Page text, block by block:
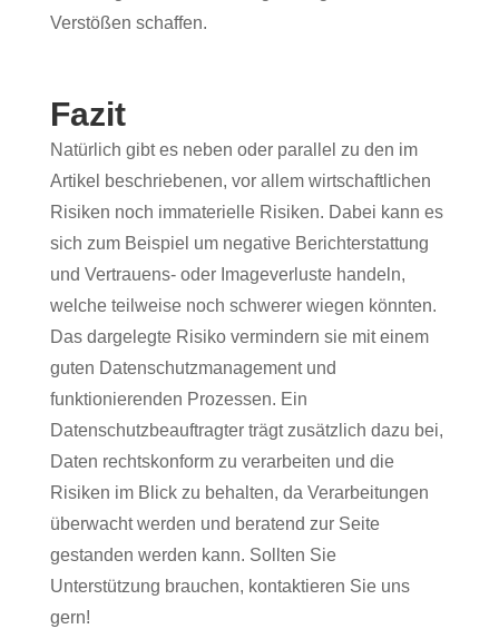
Verstößen schaffen.
Fazit
Natürlich gibt es neben oder parallel zu den im
Artikel beschriebenen, vor allem wirtschaftlichen
Risiken noch immaterielle Risiken. Dabei kann es
sich zum Beispiel um negative Berichterstattung
und Vertrauens- oder Imageverluste handeln,
welche teilweise noch schwerer wiegen könnten.
Das dargelegte Risiko vermindern sie mit einem
guten Datenschutzmanagement und
funktionierenden Prozessen. Ein
Datenschutzbeauftragter trägt zusätzlich dazu bei,
Daten rechtskonform zu verarbeiten und die
Risiken im Blick zu behalten, da Verarbeitungen
überwacht werden und beratend zur Seite
gestanden werden kann. Sollten Sie
Unterstützung brauchen, kontaktieren Sie uns
gern!